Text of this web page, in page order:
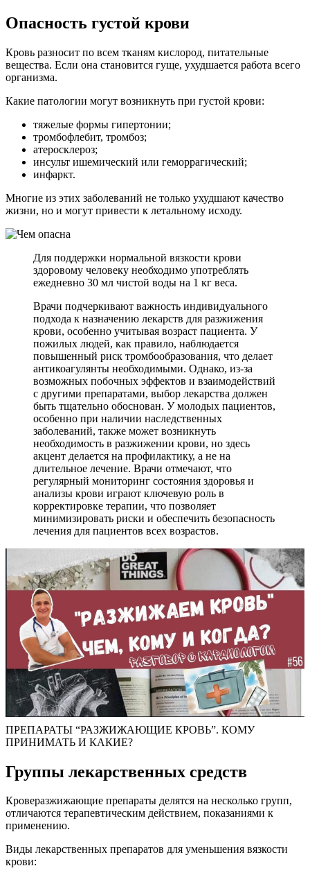
Опасность густой крови
Кровь разносит по всем тканям кислород, питательные
вещества. Если она становится гуще, ухудшается работа всего
организма.
Какие патологии могут возникнуть при густой крови:
тяжелые формы гипертонии;
тромбофлебит, тромбоз;
атеросклероз;
инсульт ишемический или геморрагический;
инфаркт.
Многие из этих заболеваний не только ухудшают качество
жизни, но и могут привести к летальному исходу.
Для поддержки нормальной вязкости крови
здоровому человеку необходимо употреблять
ежедневно 30 мл чистой воды на 1 кг веса.
Врачи подчеркивают важность индивидуального
подхода к назначению лекарств для разжижения
крови, особенно учитывая возраст пациента. У
пожилых людей, как правило, наблюдается
повышенный риск тромбообразования, что делает
антикоагулянты необходимыми. Однако, из-за
возможных побочных эффектов и взаимодействий
с другими препаратами, выбор лекарства должен
быть тщательно обоснован. У молодых пациентов,
особенно при наличии наследственных
заболеваний, также может возникнуть
необходимость в разжижении крови, но здесь
акцент делается на профилактику, а не на
длительное лечение. Врачи отмечают, что
регулярный мониторинг состояния здоровья и
анализы крови играют ключевую роль в
корректировке терапии, что позволяет
минимизировать риски и обеспечить безопасность
лечения для пациентов всех возрастов.
ПРЕПАРАТЫ “РАЗЖИЖАЮЩИЕ КРОВЬ”. КОМУ
ПРИНИМАТЬ И КАКИЕ?
Группы лекарственных средств
Кроверазжижающие препараты делятся на несколько групп,
отличаются терапевтическим действием, показаниями к
применению.
Виды лекарственных препаратов для уменьшения вязкости
крови: